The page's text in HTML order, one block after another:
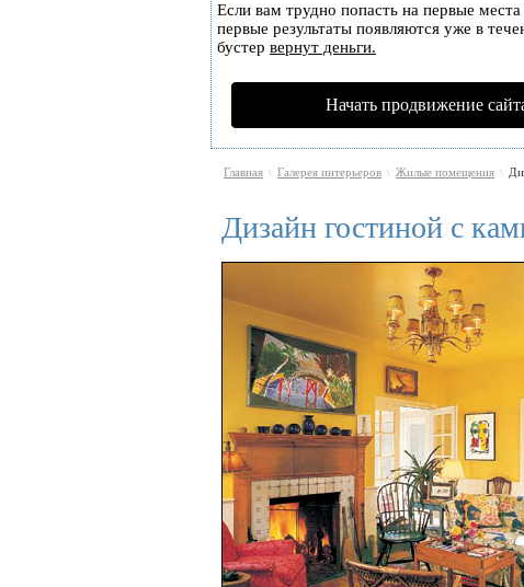
Если вам трудно попасть на первые
первые результаты появляются уже в
бустер вернут деньги.
Начать продвижение
Главная \ Галерея интерьеров \ Жилые помещения \
Дизайн гостиной с